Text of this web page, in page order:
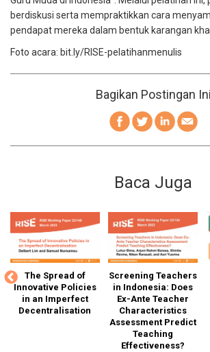
berdiskusi serta mempraktikkan cara
pendapat mereka dalam bentuk karangan
Foto acara: bit.ly/RISE-pelatihanmenulis
Bagikan Postingan Ini
Baca Juga
The Spread of
Innovative Policies
in an Imperfect
Decentralisation
Screening Teachers
in Indonesia: Does
Ex-Ante Teacher
Characteristics
Assessment Predict
Teaching
Effectiveness?